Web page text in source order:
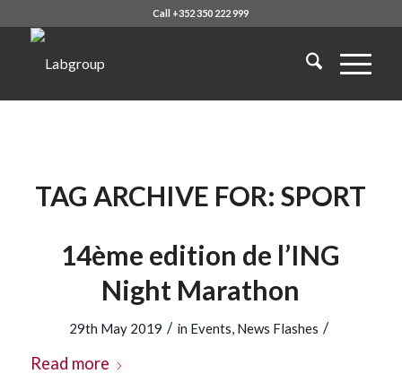
Call +352 350 222 999
TAG ARCHIVE FOR:SPORT
14ème edition de l’ING
Night Marathon
29th May 2019 / in Events, News Flashes /
Read more